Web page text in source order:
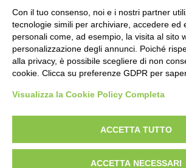
42124 Reggio Emilia P.iva 01789090352 R.E.A.
Con il tuo consenso, noi e i nostri partner
tecnologie simili per archiviare, accedere ed
personali come, ad esempio, la visita al sito
personalizzazione degli annunci. Poiché
alla privacy, è possibile scegliere di non
cookie. Clicca su preferenze GDPR per
Visualizza la Cookie Policy Completa
ACCETTA TUTTO
ACCETTA NECESSARI